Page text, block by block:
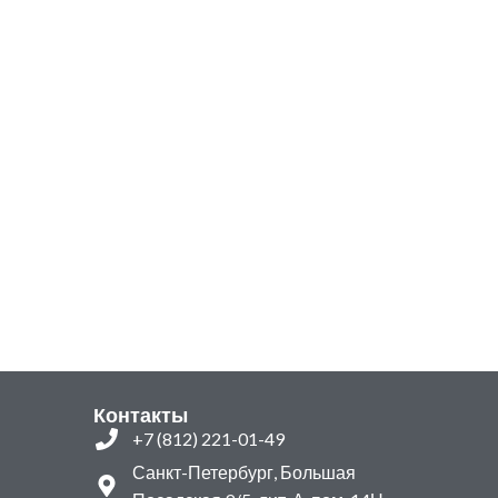
Контакты
+7 (812) 221-01-49
Санкт-Петербург, Большая